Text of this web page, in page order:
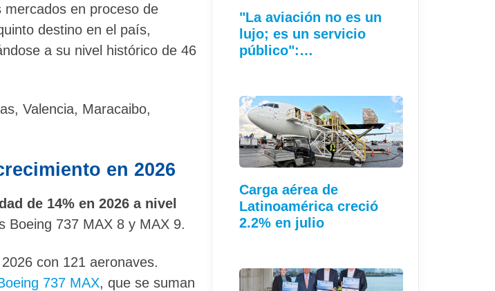
mercados en proceso de
destino en el país,
a su nivel histórico de 46
Valencia, Maracaibo,
en 2026
de 14% en 2026 a nivel
Boeing 737 MAX 8 y MAX 9.
con 121 aeronaves.
737 MAX, que se suman
"La aviación no es un
lujo; es un servicio
público":…
Carga aérea de
Latinoamérica creció
2.2% en julio